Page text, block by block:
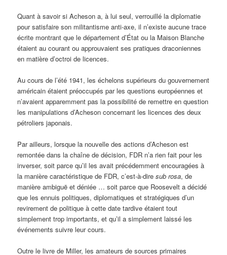
Quant à savoir si Acheson a, à lui seul, verrouillé la diplomatie
pour satisfaire son militantisme anti-axe, il n’existe aucune trace
écrite montrant que le département d’État ou la Maison Blanche
étaient au courant ou approuvaient ses pratiques draconiennes
en matière d’octroi de licences.
Au cours de l’été 1941, les échelons supérieurs du gouvernement
américain étaient préoccupés par les questions européennes et
n’avaient apparemment pas la possibilité de remettre en question
les manipulations d’Acheson concernant les licences des deux
pétroliers japonais.
Par ailleurs, lorsque la nouvelle des actions d’Acheson est
remontée dans la chaîne de décision, FDR n’a rien fait pour les
inverser, soit parce qu’il les avait précédemment encouragées à
la manière caractéristique de FDR, c’est-à-diresub rosa, de
manière ambiguë et déniée … soit parce que Roosevelt a décidé
que les ennuis politiques, diplomatiques et stratégiques d’un
revirement de politique à cette date tardive étaient tout
simplement trop importants, et qu’il a simplement laissé les
événements suivre leur cours.
Outre le livre de Miller, les amateurs de sources primaires